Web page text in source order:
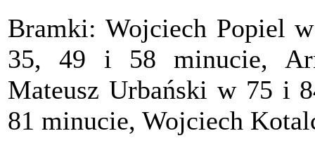
Bramki: Wojciech Popiel
35, 49 i 58 minucie,
Mateusz Urbański w 75 i
81 minucie, Wojciech